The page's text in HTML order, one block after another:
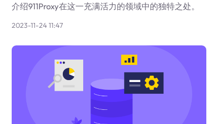
介绍911Proxy在这一充满活力的领域中的独特之处。
2023-11-24 11:47